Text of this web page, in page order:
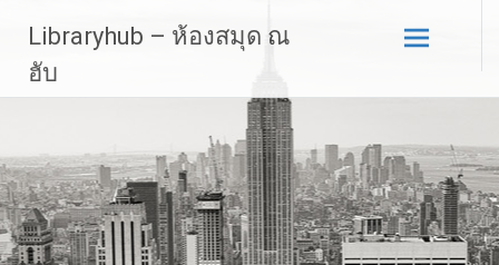
content
Libraryhub – ห้องสมุด ณ
ฮับ